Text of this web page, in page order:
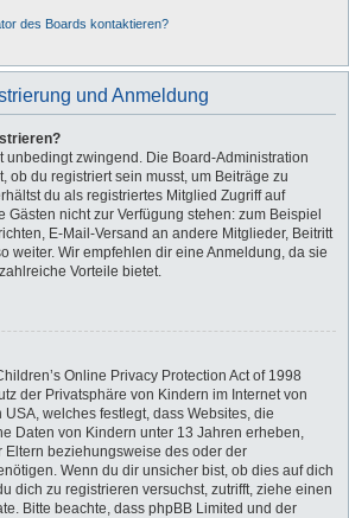
des Boards kontaktieren?
und Anmeldung
unbedingt zwingend. Die Board-Administration
ob du registriert sein musst, um Beiträge zu
du als registriertes Mitglied Zugriff auf
Gästen nicht zur Verfügung stehen: zum Beispiel
E-Mail-Versand an andere Mitglieder, Beitritt
weiter. Wir empfehlen dir eine Anmeldung, da sie
Vorteile bietet.
Online Privacy Protection Act of 1998
der Privatsphäre von Kindern im Internet von
welches festlegt, dass Websites, die
Daten von Kindern unter 13 Jahren erheben,
Eltern beziehungsweise des oder der
Wenn du dir unsicher bist, ob dies auf dich
dich zu registrieren versuchst, zutrifft, ziehe einen
Bitte beachte, dass phpBB Limited und der